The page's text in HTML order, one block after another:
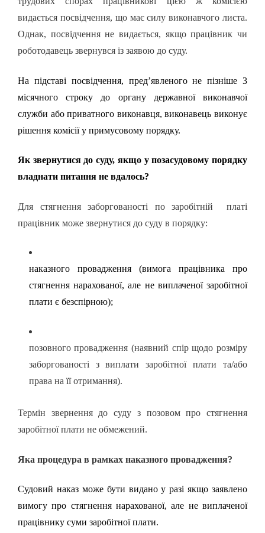
видається посвідчення, що має силу виконавчого листа.
Однак, посвідчення не видається, якщо працівник чи
роботодавець звернувся із заявою до суду.
На підставі посвідчення, пред’явленого не пізніше 3
місячного строку до органу державної виконавчої
служби або приватного виконавця, виконавець виконує
рішення комісії у примусовому порядку.
Як звернутися до суду, якщо у позасудовому порядку
владнати питання не вдалось?
Для стягнення заборгованості по заробітній платі
працівник може звернутися до суду в порядку:
наказного провадження (вимога працівника про
стягнення нарахованої, але не виплаченої заробітної
плати є безспірною);
позовного провадження (наявний спір щодо розміру
заборгованості з виплати заробітної плати та/або
права на її отримання).
Термін звернення до суду з позовом про стягнення
заробітної плати не обмежений.
Яка процедура в рамках наказного провадження?
Судовий наказ може бути видано у разі якщо заявлено
вимогу про стягнення нарахованої, але не виплаченої
працівнику суми заробітної плати.